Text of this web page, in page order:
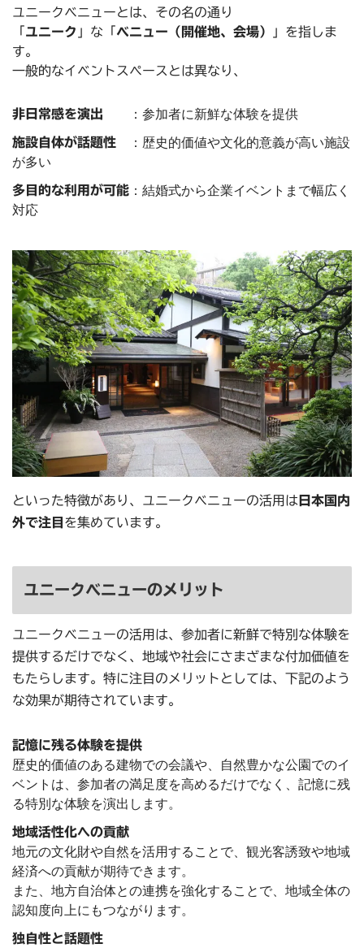
ユニークベニューとは、その名の通り
ユニーク 」な「 ベニュー（開催地、会場）
」を指しま
す。
一般的なイベントスペースとは異なり、
非日常感を演出 ：参加者に新鮮な体験を提供
施設自体が話題性 ：歴史的価値や文化的意義が高い施設
が多い
多目的な利用が可能 ：結婚式から企業イベントまで幅広く
対応
といった特徴があり、ユニークベニューの活用は 日本国内
外で注目 を集めています。
ユニークベニューのメリット
ユニークベニューの活用は、参加者に新鮮で特別な体験を
提供するだけでなく、地域や社会にさまざまな付加価値を
もたらします。特に注目のメリットとしては、下記のよう
な効果が期待されています。
記憶に残る体験を提供
歴史的価値のある建物での会議や、自然豊かな公園でのイ
ベントは、参加者の満足度を高めるだけでなく、記憶に残
る特別な体験を演出します。
地域活性化への貢献
地元の文化財や自然を活用することで、観光客誘致や地域
経済への貢献が期待できます。
また、地方自治体との連携を強化することで、地域全体の
認知度向上にもつながります。
独自性と話題性